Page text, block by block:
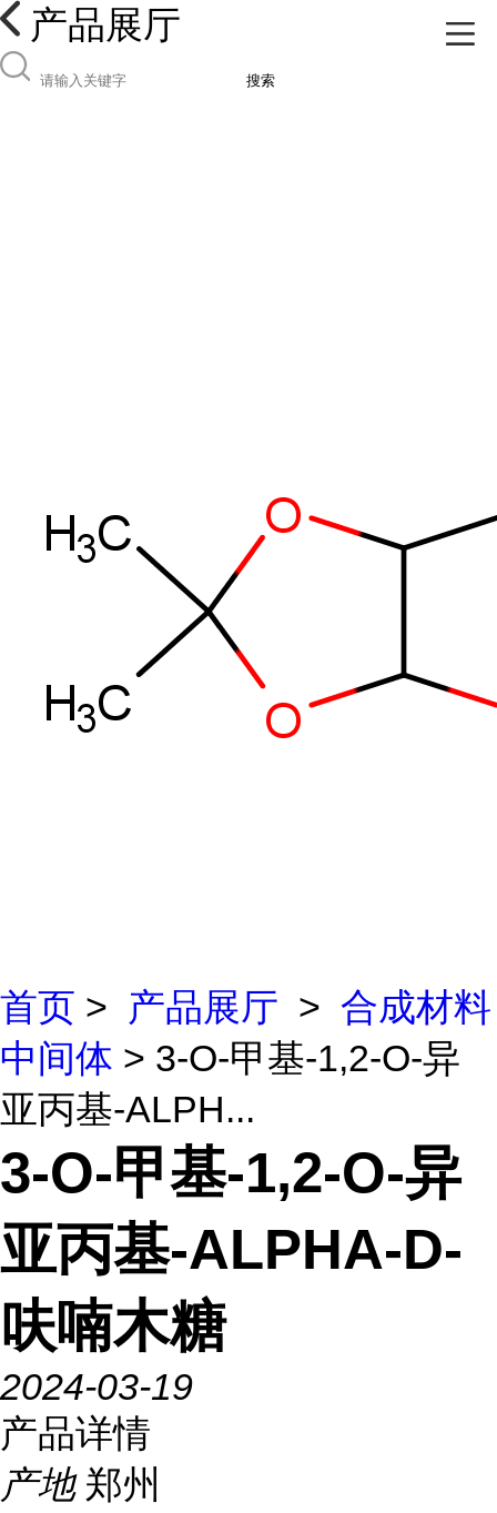
产品展厅
搜索
首页 > 产品展厅 > 合成材料
中间体 > 3-O-甲基-1,2-O-异
亚丙基-ALPH...
3-O-甲基-1,2-O-异
亚丙基-ALPHA-D-
呋喃木糖
2024-03-19
产品详情
产地 郑州